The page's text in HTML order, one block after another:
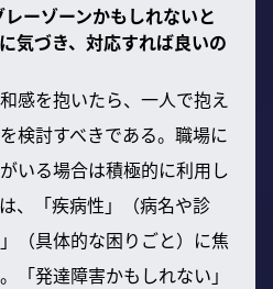
ーゾーンかもしれないと
気づき、対応すれば良いの
感を抱いたら、一人で抱え
検討すべきである。職場に
いる場合は積極的に利用し
、「疾病性」（病名や診
（具体的な困りごと）に焦
「発達障害かもしれない」